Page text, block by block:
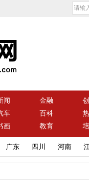
闻 金融
车 百科
画 教育
广东 四川 河南